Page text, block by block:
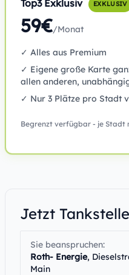
Top3 Exklusiv EXKLUSIV
59€/Monat
✓ Alles aus Premium
✓ Eigene große Karte
allen anderen,
✓ Nur 3 Plätze pro Stadt
Begrenzt verfügbar - je Stadt
Jetzt
Sie beanspruchen:
Roth- Energie,
Main